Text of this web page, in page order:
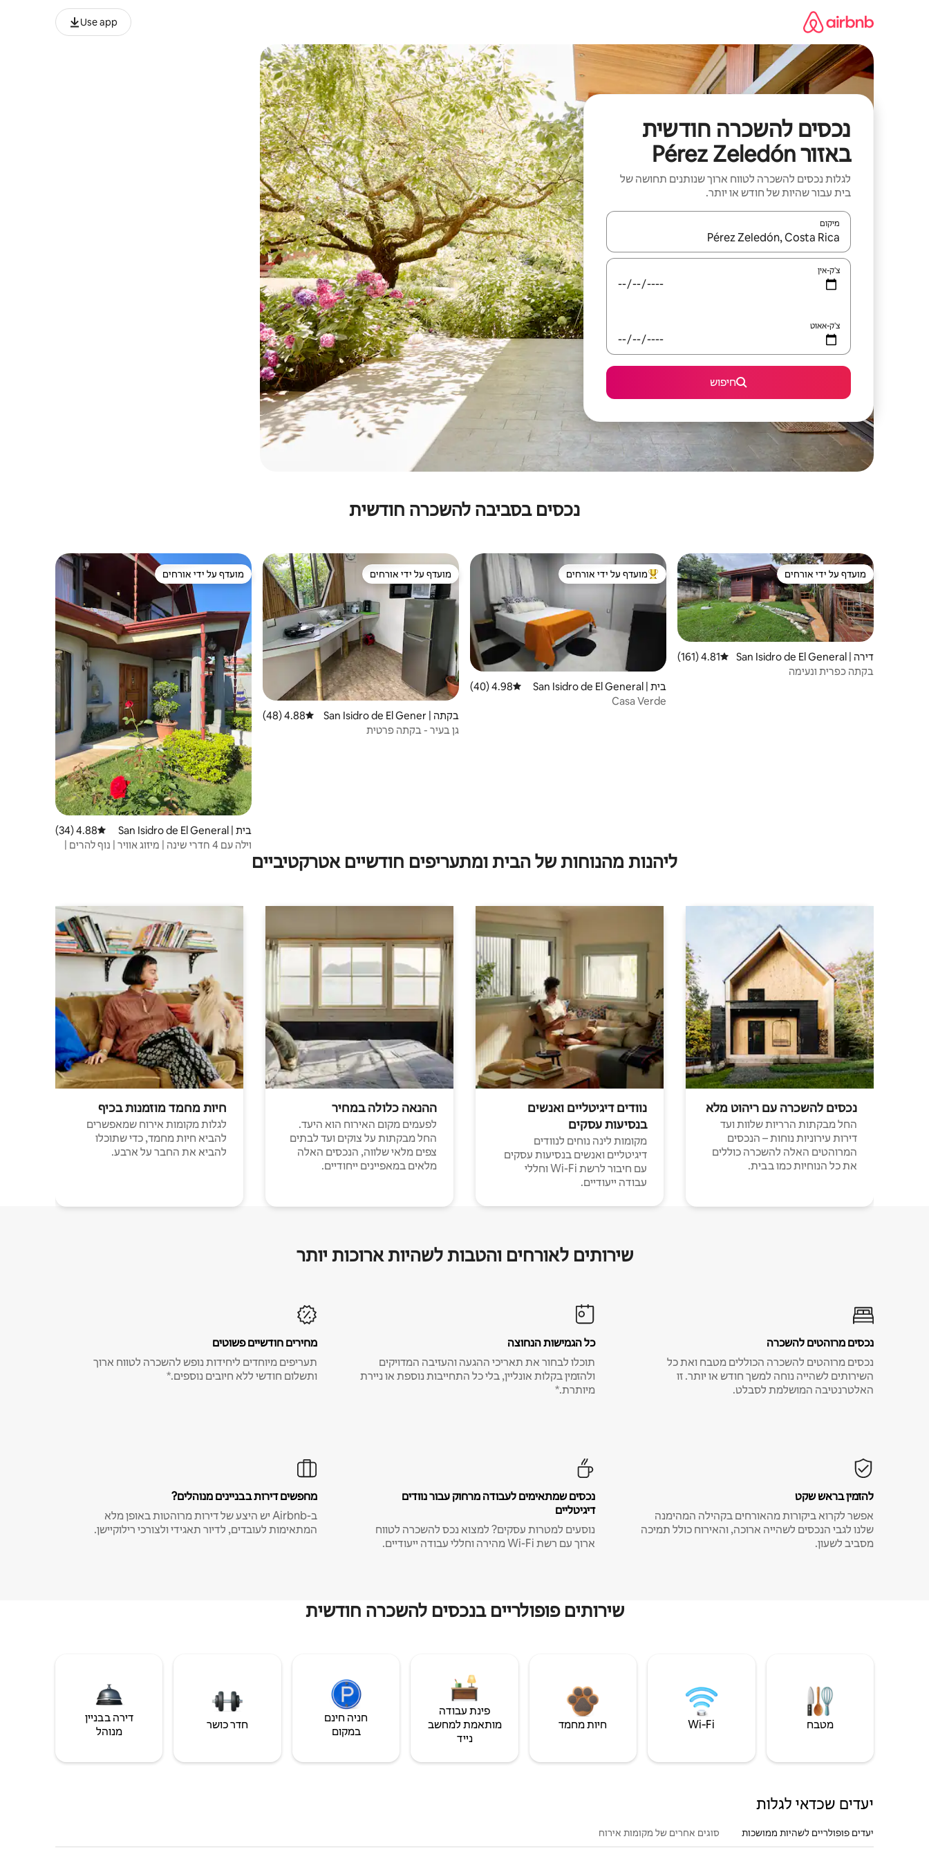
Use app
נכסים להשכרה חודשית
באזור Pérez Zeledón
לגלות נכסים להשכרה לטווח ארוך שנותנים תחושה של
בית עבור שהיות של חודש או יותר.
מיקום
כאשר התוצאות יהיו זמינות, יש לנווט עם מקשי החיצים למעלה ולמטה או לעיין בעזרת תנועות מגע או החלקה.
צ'ק-אין
צ'ק-אאוט
חיפוש
נכסים בסביבה להשכרה חודשית
מועדף על ידי אורחים
מועדף על ידי אורחים
דירה | San Isidro de El General דירוג ממוצע של 4.81 מתוך 5, 161 ביקורות
4.81 (161)
בקתה כפרית ונעימה
מוביל בקרב נכסים מועדפים על ידי אורחים
מועדף על ידי אורחים
בית | San Isidro de El General דירוג ממוצע של 4.98 מתוך 5, 40 ביקורות
4.98 (40)
Casa Verde
מועדף על ידי אורחים
מועדף על ידי אורחים
בקתה | San Isidro de El Gener
al
דירוג ממוצע של 4.88 מתוך 5, 48 ביקורות
4.88 (48)
גן בעיר - בקתה פרטית
מועדף על ידי אורחים
מועדף על ידי אורחים
בית | San Isidro de El General דירוג ממוצע של 4.88 מתוך 5, 34 ביקורות
4.88 (34)
וילה עם 4 חדרי שינה | מיזוג אוויר | נוף להרים |
ליהנות מהנוחות של הבית ומתעריפים חודשיים אטרקטיביים
נכסים להשכרה עם ריהוט מלא
החל מבקתות הרריות שלוות ועד
דירות עירוניות נוחות – הנכסים
המרוהטים האלה להשכרה כוללים
את כל הנוחיות כמו בבית.
נוודים דיגיטליים ואנשים
בנסיעות עסקים
מקומות לינה נוחים לנוודים
דיגיטליים ואנשים בנסיעות עסקים
עם חיבור לרשת Wi-Fi וחללי
עבודה ייעודיים.
ההנאה כלולה במחיר
לפעמים מקום האירוח הוא היעד.
החל מבקתות על צוקים ועד לבתים
צפים מלאי שלווה, הנכסים האלה
מלאים במאפיינים ייחודיים.
חיות מחמד מוזמנות בכיף
לגלות מקומות אירוח שמאפשרים
להביא חיות מחמד, כדי שתוכלו
להביא את החבר על ארבע.
שירותים לאורחים והטבות לשהיות ארוכות יותר
נכסים מרוהטים להשכרה
נכסים מרוהטים להשכרה הכוללים מטבח ואת כל
השירותים לשהייה נוחה למשך חודש או יותר. זו
האלטרנטיבה המושלמת לסבלט.
כל הגמישות הנחוצה
תוכלו לבחור את תאריכי ההגעה והעזיבה המדויקים
ולהזמין בקלות אונליין, בלי כל התחייבות נוספת או ניירת
מיותרת.*
מחירים חודשיים פשוטים
תעריפים מיוחדים ליחידות נופש להשכרה לטווח ארוך
ותשלום חודשי ללא חיובים נוספים.*
להזמין בראש שקט
אפשר לקרוא ביקורות מהאורחים בקהילה המהימנה
שלנו לגבי הנכסים לשהייה ארוכה, והאירוח כולל תמיכה
מסביב לשעון.
נכסים שמתאימים לעבודה מרחוק עבור נוודים
דיגיטליים
נוסעים למטרות עסקים? למצוא נכס להשכרה לטווח
ארוך עם רשת Wi-Fi מהירה וחללי עבודה ייעודיים.
מחפשים דירות בבניינים מנוהלים?
ב-Airbnb יש היצע של דירות מרוהטות באופן מלא
המתאימות לעובדים, לדיור תאגידי ולצורכי רילוקיישן.
שירותים פופולריים בנכסים להשכרה חודשית
מטבח Wi‑Fi חיות מחמד
פינת עבודה
מותאמת למחשב
נייד
חניה חינם
במקום
חדר כושר
דירה בבניין
מנוהל
יעדים שכדאי לגלות
יעדים פופולריים לשהיות ממושכות סוגים אחרים של מקומות אירוח